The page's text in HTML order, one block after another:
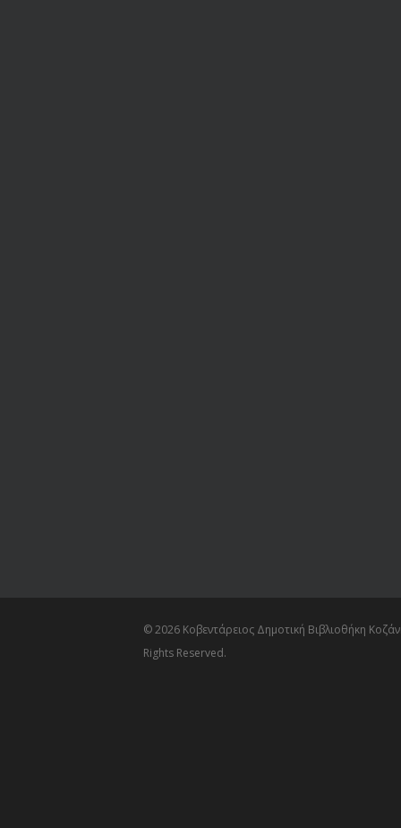
© 2026 Κοβεντάρειος Δημοτική Βιβλιοθήκη
Rights Reserved.